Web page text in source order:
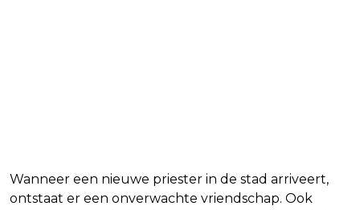
Wanneer een nieuwe priester in de stad arriveert,
ontstaat er een onverwachte vriendschap. Ook